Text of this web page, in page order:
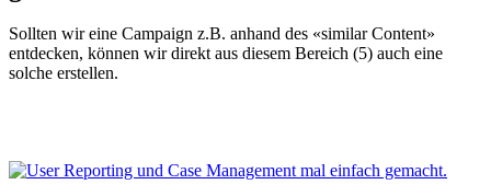
Sollten wir eine Campaign z.B. anhand des «similar Content»
entdecken, können wir direkt aus diesem Bereich (5) auch eine
solche erstellen.